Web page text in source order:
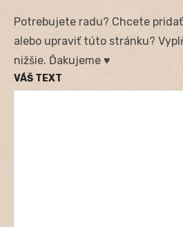
Potrebujete radu? Chcete
alebo upraviť túto stránku?
nižšie. Ďakujeme ♥
VÁŠ TEXT